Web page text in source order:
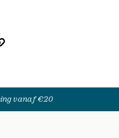
vanaf €20